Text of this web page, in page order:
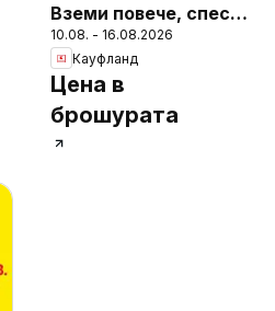
Вземи повече, спести
повече с Kaufland с
валидност до
16.08.2026
10.08. - 16.08.2026
Кауфланд
Цена в
брошурата